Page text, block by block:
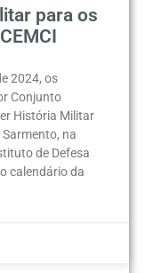
para os
2024, os
Conjunto
História Militar
na
de Defesa
calendário da